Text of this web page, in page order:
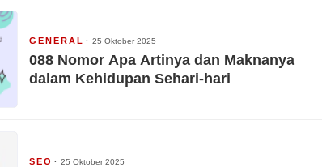
GENERAL 25 Oktober 2025
088 Nomor Apa Artinya dan Maknanya
dalam Kehidupan Sehari-hari
SEO 25 Oktober 2025